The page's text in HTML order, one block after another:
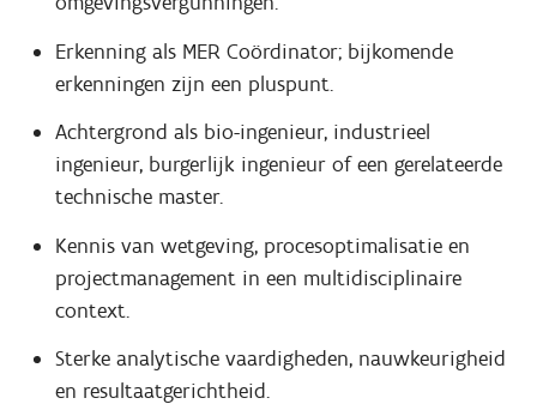
Erkenning als MER Coördinator; bijkomende
erkenningen zijn een pluspunt.
Achtergrond als bio-ingenieur, industrieel
ingenieur, burgerlijk ingenieur of een gerelateerde
technische master.
Kennis van wetgeving, procesoptimalisatie en
projectmanagement in een multidisciplinaire
context.
Sterke analytische vaardigheden, nauwkeurigheid
en resultaatgerichtheid.